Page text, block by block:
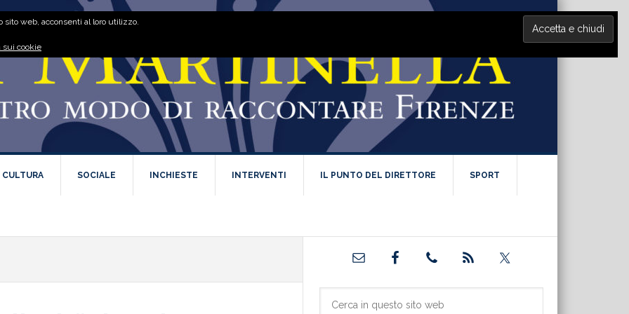
CULTURA SOCIALE INCHIESTE INTERVENTI IL PUNTO DEL DIRETTORE SPORT
Barra
primaria
web, acconsenti al loro utilizzo.
sui cookie